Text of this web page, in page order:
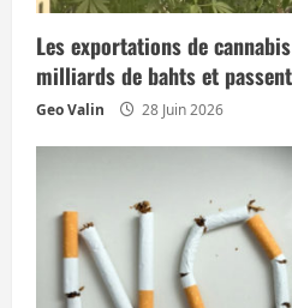
’
a
r
t
Les exportations de
milliards de bahts et
Geo Valin 28 Juin 2026